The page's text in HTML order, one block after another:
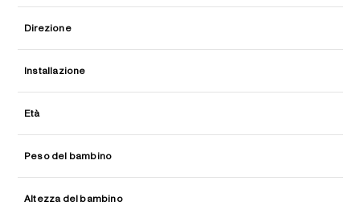
Direzione
Installazione
Età
Peso del bambino
Altezza del bambino